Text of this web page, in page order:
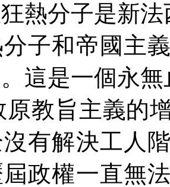
熱分子是新
子和帝國主
這是一個永
原教旨主義的
有解決工人
政權一直無